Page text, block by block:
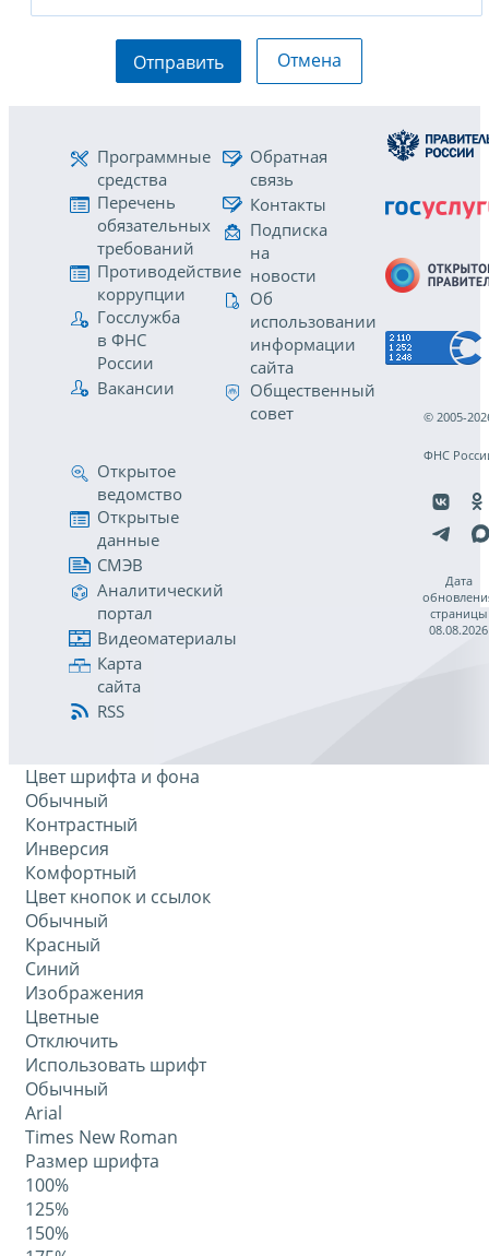
Отправить Отмена
Программные
средства
Перечень
обязательных
требований
Противодействие
коррупции
Госслужба
в ФНС
России
Вакансии
Обратная
связь
Контакты
Подписка
на
новости
Об
использовании
информации
сайта
Общественный
совет
Открытое
ведомство
Открытые
данные
СМЭВ
Аналитический
портал
Видеоматериалы
Карта
сайта
RSS
© 2005-
ФНС
Дата
страницы
08.08.2026
Цвет шрифта и фона
Обычный
Контрастный
Инверсия
Комфортный
Цвет кнопок и ссылок
Обычный
Красный
Синий
Изображения
Цветные
Отключить
Использовать шрифт
Обычный
Arial
Times New Roman
Размер шрифта
100%
125%
150%